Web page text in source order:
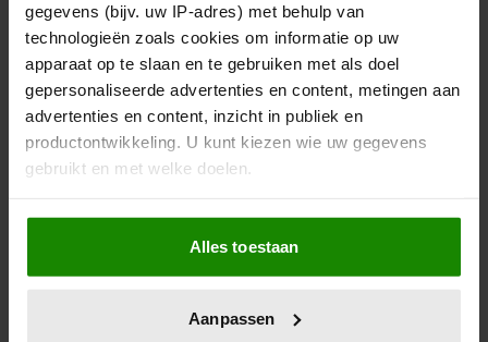
gegevens (bijv. uw IP-adres) met behulp van
technologieën zoals cookies om informatie op uw
apparaat op te slaan en te gebruiken met als doel
gepersonaliseerde advertenties en content, metingen aan
advertenties en content, inzicht in publiek en
productontwikkeling. U kunt kiezen wie uw gegevens
gebruikt en met welke doelen.
Als u het toestaat, willen we ook graag:
Informatie verzamelen over uw geografische locatie,
die tot een paar meter nauwkeurig kan zijn
op specifieke eigenschappen (fingerprinting)
Alles toestaan
Aanpassen
De nieuwe Mijn Geheim ligt nu in de winkel
Abonneren
Digitaal lezen
Los kopen